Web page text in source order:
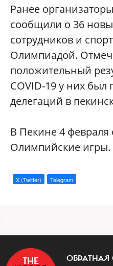
Ранее
сообщили о 36
сотрудников и
Олимпиадой.
положительный
COVID-19 у них
делегаций в
В Пекине 4
Олимпийские игры.
X (Twitter) Telegram
ОБРАТНАЯ